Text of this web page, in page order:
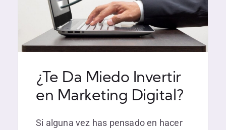
¿Te Da Miedo Invertir
en Marketing Digital?
Si alguna vez has pensado en hacer